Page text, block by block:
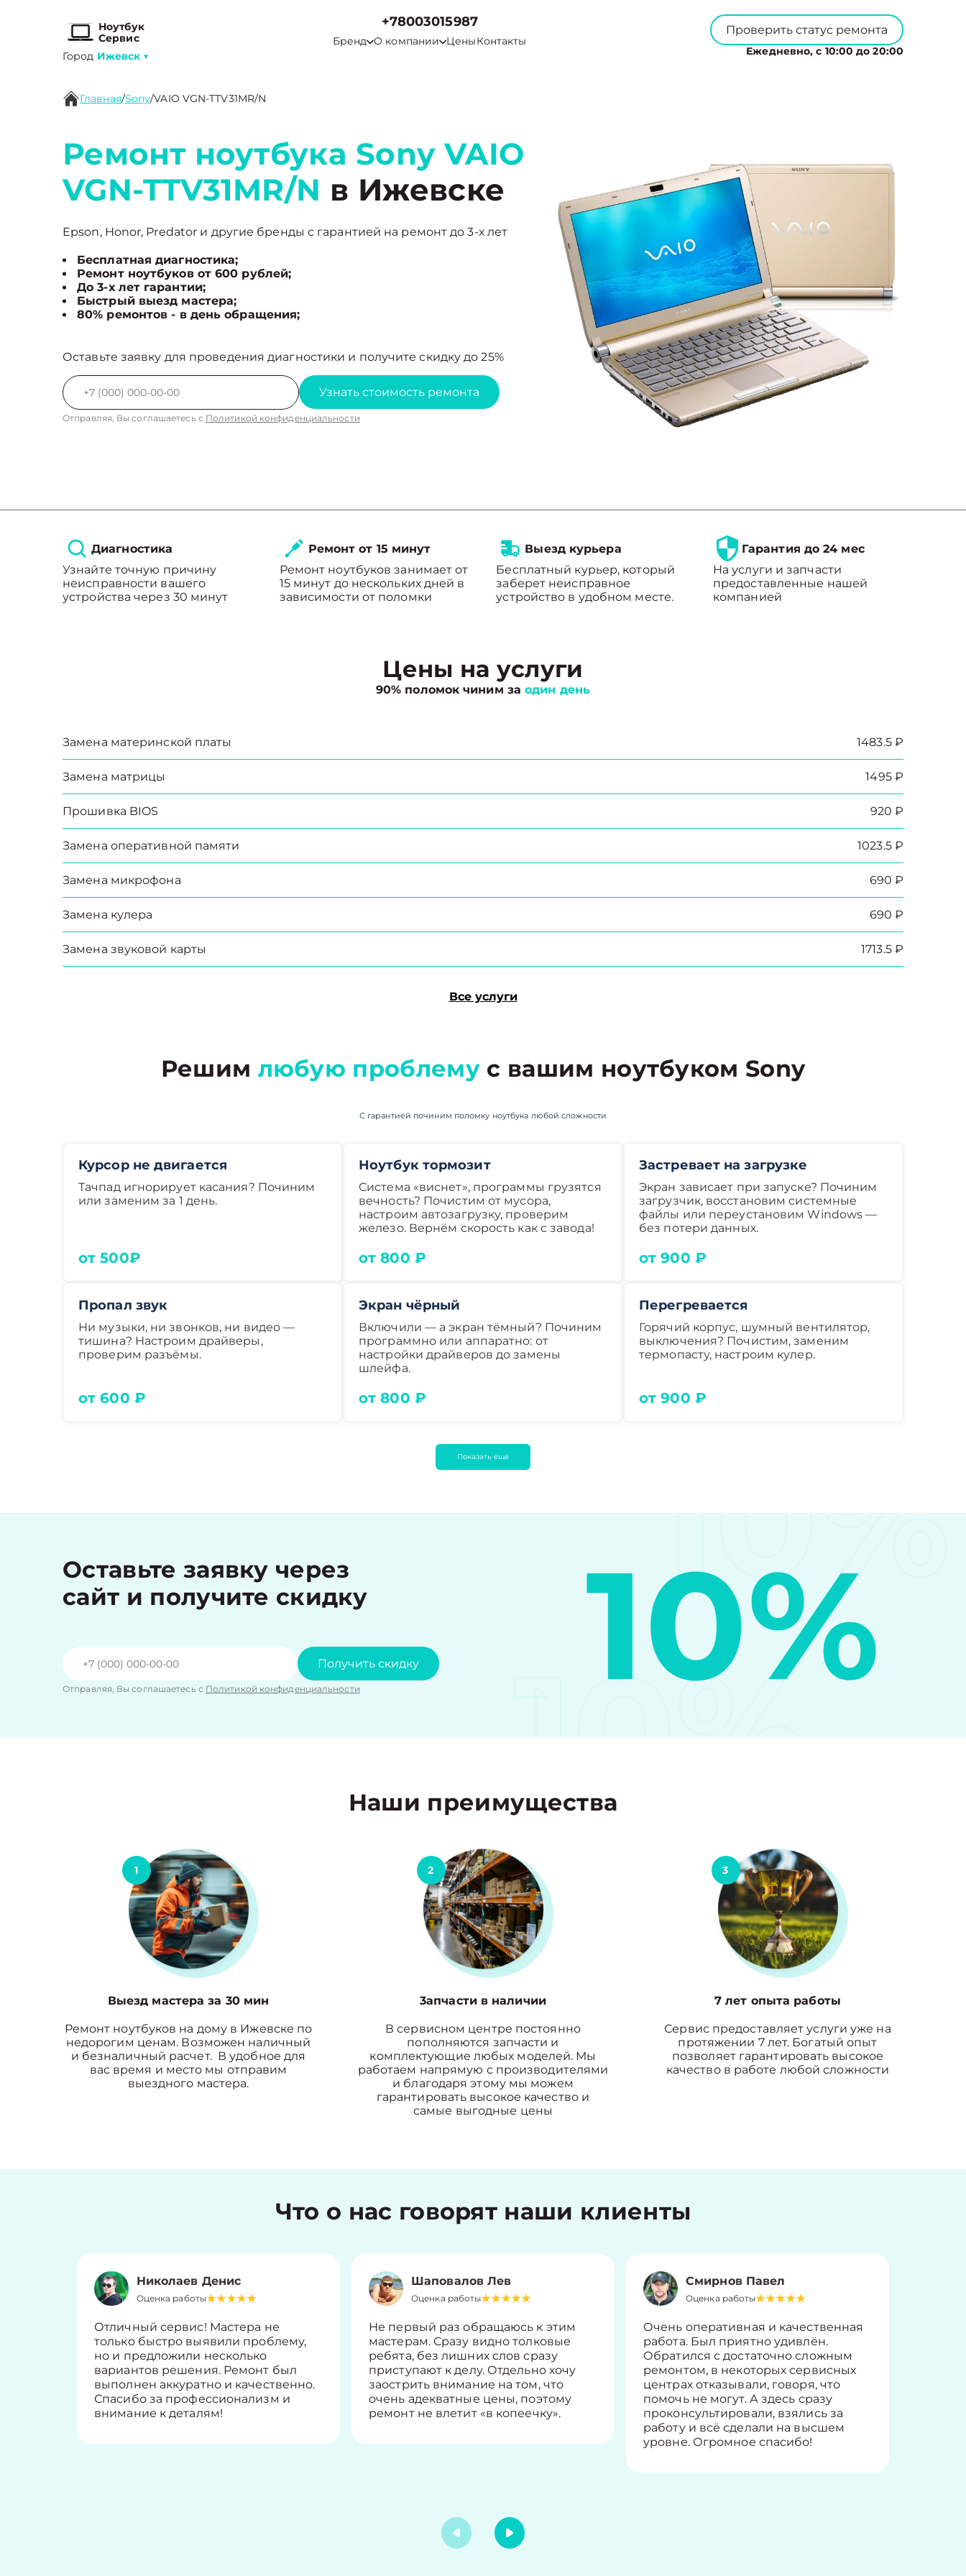
Ноутбук
Сервис
Город Ижевск ▼
+78003015987
Бренд О компании ЦеныКонтакты
Проверить статус ремонта
Ежедневно, с 10:00 до 20:00
Главная/Sony/VAIO VGN-TTV31MR/N
Ремонт ноутбука Sony VAIO
VGN-TTV31MR/N в Ижевске
Epson, Honor, Predator и другие бренды с гарантией на ремонт до 3-х лет
Бесплатная диагностика;
Ремонт ноутбуков от 600 рублей;
До 3-х лет гарантии;
Быстрый выезд мастера;
80% ремонтов - в день обращения;
Оставьте заявку для проведения диагностики и получите скидку до 25%
Узнать стоимость ремонта
Отправляя, Вы соглашаетесь с Политикой конфиденциальности
Диагностика
Узнайте точную причину
неисправности вашего
устройства через 30 минут
Ремонт от 15 минут
Ремонт ноутбуков занимает от
15 минут до нескольких дней в
зависимости от поломки
Выезд курьера
Бесплатный курьер, который
заберет неисправное
устройство в удобном месте.
Гарантия до 24 мес
На услуги и запчасти
предоставленные нашей
компанией
Цены на услуги
90% поломок чиним заодин день
Замена материнской платы 1483.5 ₽
Замена матрицы 1495 ₽
Прошивка BIOS 920 ₽
Замена оперативной памяти 1023.5 ₽
Замена микрофона 690 ₽
Замена кулера 690 ₽
Замена звуковой карты 1713.5 ₽
Все услуги
Решим любую проблему с вашим ноутбуком Sony
С гарантией починим поломку ноутбука любой сложности
Курсор не двигается
Тачпад игнорирует касания? Починим
или заменим за 1 день.
от 500₽
Ноутбук тормозит
Система «виснет», программы грузятся
вечность? Почистим от мусора,
настроим автозагрузку, проверим
железо. Вернём скорость как с завода!
от 800 ₽
Застревает на загрузке
Экран зависает при запуске? Починим
загрузчик, восстановим системные
файлы или переустановим Windows —
без потери данных.
от 900 ₽
Пропал звук
Ни музыки, ни звонков, ни видео —
тишина? Настроим драйверы,
проверим разъёмы.
от 600 ₽
Экран чёрный
Включили — а экран тёмный? Починим
программно или аппаратно: от
настройки драйверов до замены
шлейфа.
от 800 ₽
Перегревается
Горячий корпус, шумный вентилятор,
выключения? Почистим, заменим
термопасту, настроим кулер.
от 900 ₽
Показать ещё
Оставьте заявку через
сайт и получите скидку
Получить скидку
Отправляя, Вы соглашаетесь с Политикой конфиденциальности 10%
10%
10%
Наши преимущества
1
Выезд мастера за 30 мин
Ремонт ноутбуков на дому в Ижевске по
недорогим ценам. Возможен наличный
и безналичный расчет. В удобное для
вас время и место мы отправим
выездного мастера.
2
3апчасти в наличии
В сервисном центре постоянно
пополняются запчасти и
комплектующие любых моделей. Мы
работаем напрямую с производителями
и благодаря этому мы можем
гарантировать высокое качество и
самые выгодные цены
3
7 лет опыта работы
Сервис предоставляет услуги уже на
протяжении 7 лет. Богатый опыт
позволяет гарантировать высокое
качество в работе любой сложности
Что о нас говорят наши клиенты
Николаев Денис
Оценка работы
Отличный сервис! Мастера не
только быстро выявили проблему,
но и предложили несколько
вариантов решения. Ремонт был
выполнен аккуратно и качественно.
Спасибо за профессионализм и
внимание к деталям!
Шаповалов Лев
Оценка работы
Не первый раз обращаюсь к этим
мастерам. Сразу видно толковые
ребята, без лишних слов сразу
приступают к делу. Отдельно хочу
заострить внимание на том, что
очень адекватные цены, поэтому
ремонт не влетит «в копеечку».
Смирнов Павел
Оценка работы
Очень оперативная и качественная
работа. Был приятно удивлён.
Обратился с достаточно сложным
ремонтом, в некоторых сервисных
центрах отказывали, говоря, что
помочь не могут. А здесь сразу
проконсультировали, взялись за
работу и всё сделали на высшем
уровне. Огромное спасибо!